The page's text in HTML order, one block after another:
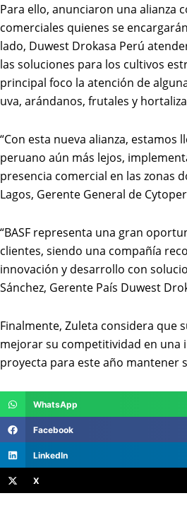
Para ello, anunciaron una alianza
comerciales quienes se
lado, Duwest Drokasa Perú
las soluciones para los cultivos
principal foco la atención de
uva, arándanos, frutales y
“Con esta nueva alianza,
peruano aún más lejos,
presencia comercial en las zonas
Lagos, Gerente General de
“BASF representa una gran
clientes, siendo una compañía
innovación y desarrollo con
Sánchez, Gerente País Duwest
Finalmente, Zuleta considera que
mejorar su competitividad en una
proyecta para este año mantener
WhatsApp
Facebook
LinkedIn
X